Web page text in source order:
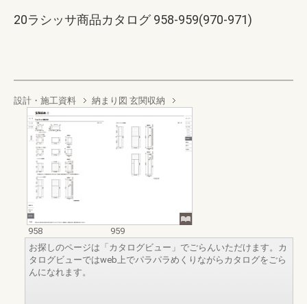
20ラシッサ商品カタログ 958-959(970-971)
設計・施工資料 納まり図 玄関収納
958
959
お探しのページは「カタログビュー」でごらんいただけます。カ
タログビューではweb上でパラパラめくりながらカタログをごら
んになれます。